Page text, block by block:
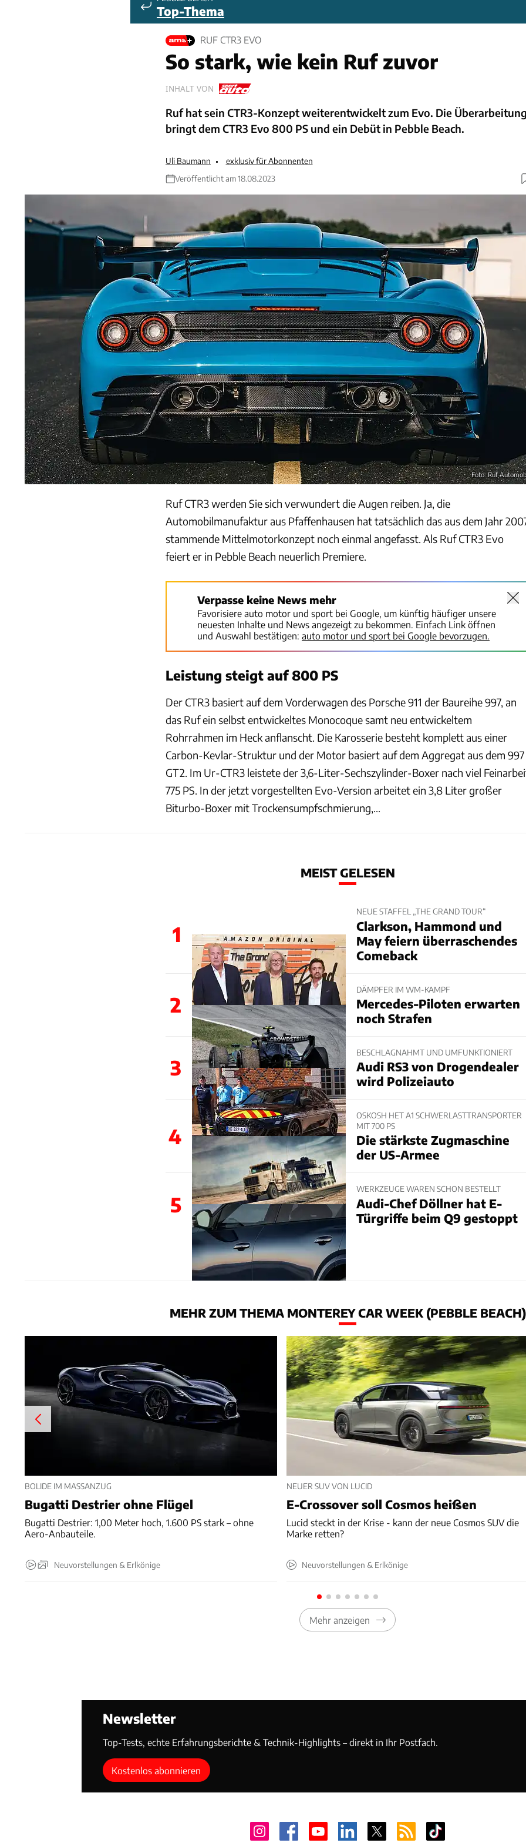
Top-Thema
RUF CTR3 EVO
So stark, wie kein Ruf zuvor
INHALT VON
Ruf hat sein CTR3-Konzept weiterentwickelt zum Evo. Die
bringt dem CTR3 Evo 800 PS und ein Debüt in Pebble Beach.
Uli Baumann
exklusiv für Abonnenten
Veröffentlicht am 18.08.2023
Foto: Ruf
Ruf CTR3 werden Sie sich verwundert die Augen reiben. Ja, die
Automobilmanufaktur aus Pfaffenhausen hat tatsächlich das aus dem Jahr
stammende Mittelmotorkonzept noch einmal angefasst. Als Ruf CTR3 Evo
feiert er in Pebble Beach neuerlich Premiere.
Verpasse keine News mehr
Favorisiere auto motor und sport bei Google, um künftig häufiger unsere
neuesten Inhalte und News angezeigt zu bekommen. Einfach Link öffnen
und Auswahl bestätigen: auto motor und sport bei Google bevorzugen.
Leistung steigt auf 800 PS
Der CTR3 basiert auf dem Vorderwagen des Porsche 911 der Baureihe 997, an
das Ruf ein selbst entwickeltes Monocoque samt neu entwickeltem
Rohrrahmen im Heck anflanscht. Die Karosserie besteht komplett aus einer
Carbon-Kevlar-Struktur und der Motor basiert auf dem Aggregat aus dem 997
GT2. Im Ur-CTR3 leistete der 3,6-Liter-Sechszylinder-Boxer nach viel
775 PS. In der jetzt vorgestellten Evo-Version arbeitet ein 3,8 Liter großer
Biturbo-Boxer mit Trockensumpfschmierung,...
MEIST GELESEN
1
NEUE STAFFEL „THE GRAND TOUR“
Clarkson, Hammond und
May feiern überraschendes
Comeback
2
DÄMPFER IM WM-KAMPF
Mercedes-Piloten erwarten
noch Strafen
3
BESCHLAGNAHMT UND UMFUNKTIONIERT
Audi RS3 von Drogendealer
wird Polizeiauto
4
OSKOSH HET A1 SCHWERLASTTRANSPORTER
MIT 700 PS
Die stärkste Zugmaschine
der US-Armee
5
WERKZEUGE WAREN SCHON BESTELLT
Audi-Chef Döllner hat E-
Türgriffe beim Q9 gestoppt
MEHR ZUM THEMA MONTEREY CAR WEEK (PEBBLE BEACH)
BOLIDE IM MASSANZUG
Bugatti Destrier ohne Flügel
Bugatti Destrier: 1,00 Meter hoch, 1.600 PS stark – ohne
Aero-Anbauteile.
Neuvorstellungen & Erlkönige
NEUER SUV VON LUCID
E-Crossover soll Cosmos heißen
Lucid steckt in der Krise - kann der neue Cosmos SUV die
Marke retten?
Neuvorstellungen & Erlkönige
Mehr anzeigen
Newsletter
Top-Tests, echte Erfahrungsberichte & Technik-Highlights – direkt in Ihr Postfach.
Kostenlos abonnieren